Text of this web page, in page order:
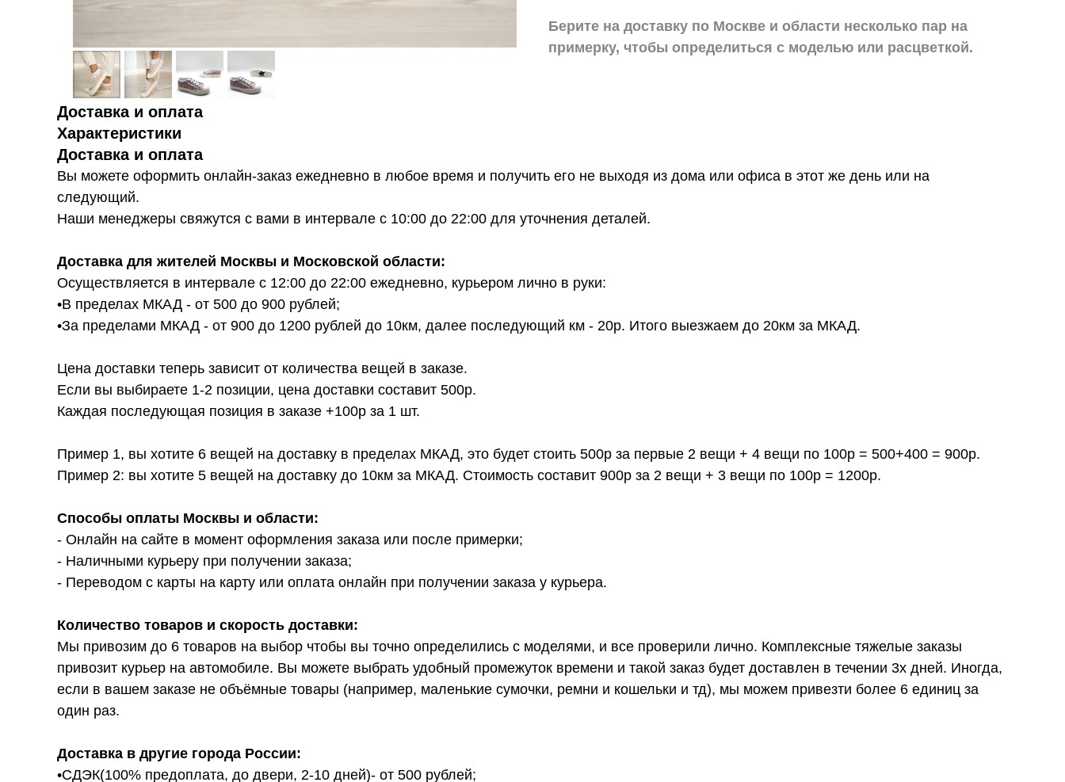
Берите на доставку по Москве и области несколько пар на
примерку, чтобы определиться с моделью или расцветкой.
Доставка и оплата
Характеристики
Доставка и оплата
Вы можете оформить онлайн-заказ ежедневно в любое время и получить его не выходя из дома или офиса в этот же день или на
следующий.
Наши менеджеры свяжутся с вами в интервале с 10:00 до 22:00 для уточнения деталей.
Доставка для жителей Москвы и Московской области:
Осуществляется в интервале с 12:00 до 22:00 ежедневно, курьером лично в руки:
•В пределах МКАД - от 500 до 900 рублей;
•За пределами МКАД - от 900 до 1200 рублей до 10км, далее последующий км - 20р. Итого выезжаем до 20км за МКАД.
Цена доставки теперь зависит от количества вещей в заказе.
Если вы выбираете 1-2 позиции, цена доставки составит 500р.
Каждая последующая позиция в заказе +100р за 1 шт.
Пример 1, вы хотите 6 вещей на доставку в пределах МКАД, это будет стоить 500р за первые 2 вещи + 4 вещи по 100р = 500+400 = 900р.
Пример 2: вы хотите 5 вещей на доставку до 10км за МКАД. Стоимость составит 900р за 2 вещи + 3 вещи по 100р = 1200р.
Способы оплаты Москвы и области:
- Онлайн на сайте в момент оформления заказа или после примерки;
- Наличными курьеру при получении заказа;
- Переводом с карты на карту или оплата онлайн при получении заказа у курьера.
Количество товаров и скорость доставки:
Мы привозим до 6 товаров на выбор чтобы вы точно определились с моделями, и все проверили лично. Комплексные тяжелые заказы
привозит курьер на автомобиле. Вы можете выбрать удобный промежуток времени и такой заказ будет доставлен в течении 3х дней. Иногда,
если в вашем заказе не объёмные товары (например, маленькие сумочки, ремни и кошельки и тд), мы можем привезти более 6 единиц за
один раз.
Доставка в другие города России:
•СДЭК(100% предоплата, до двери, 2-10 дней)- от 500 рублей;